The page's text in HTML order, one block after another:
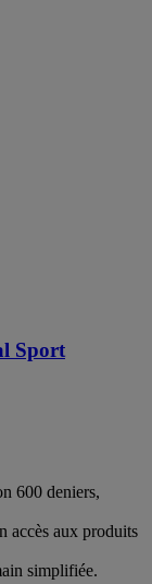
Sport
600 deniers,
accès aux produits
simplifiée.